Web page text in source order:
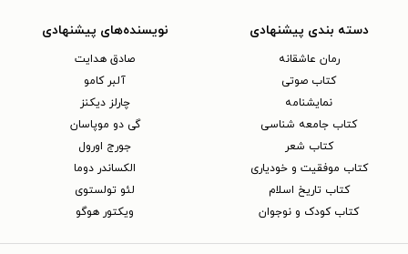
دسته بندی پیشنهادی
رمان عاشقانه
کتاب‌ صوتی
نمایشنامه
کتاب جامعه شناسی
کتاب شعر
کتاب موفقیت و خودیاری
کتاب تاریخ اسلام
کتاب کودک و نوجوان
نویسنده‌های پیشنهادی
صادق هدایت
آلبر کامو
چارلز دیکنز
گی دو موپاسان
جورج اورول
الکساندر دوما
لئو تولستوی
ویکتور هوگو